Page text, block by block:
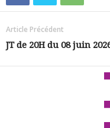
Article Précédent
JT de 20H du 08 juin